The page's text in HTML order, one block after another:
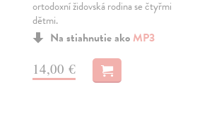
ortodoxní židovská rodina se čtyřmi
dětmi.
Na stiahnutie ako MP3
14,00 €